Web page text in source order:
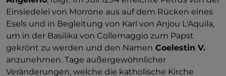
Einsiedelei von Morrone aus auf dem Rücken eines
Esels und in Begleitung von Karl von Anjou L'Aquila,
um in der Basilika von Collemaggio zum Papst
gekrönt zu werden und den Namen Coelestin V.
anzunehmen. Tage außergewöhnlicher
Veränderungen, welche die katholische Kirche